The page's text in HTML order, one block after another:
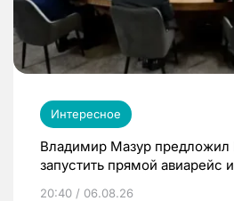
Интересное
Владимир Мазур предложил
запустить прямой авиарейс
20:40 / 06.08.26